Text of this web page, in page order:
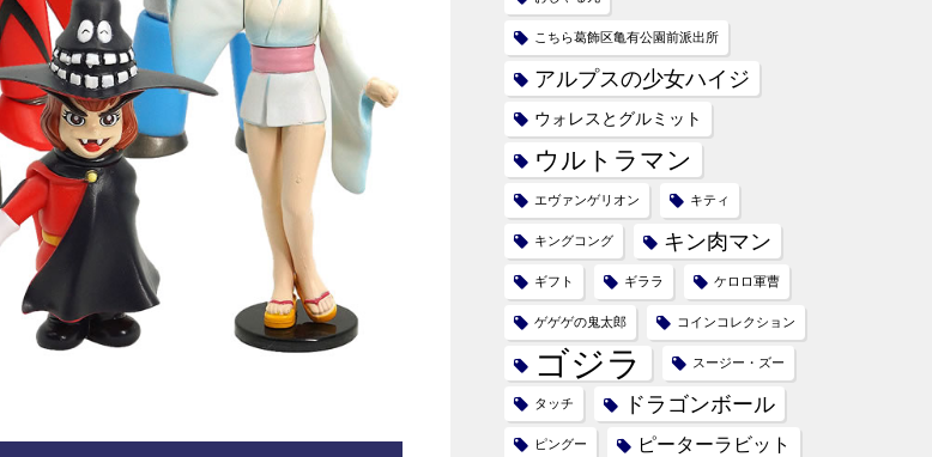
こちら葛飾区亀有公園前派出所
アルプスの少女ハイジ
ウォレスとグルミット
ウルトラマン
エヴァンゲリオン キティ
キングコング キン肉マン
ギフト ギララ ケロロ軍曹
ゲゲゲの鬼太郎 コインコレクション
ゴジラ スージー・ズー
タッチ ドラゴンボール
ピングー ピーターラビット